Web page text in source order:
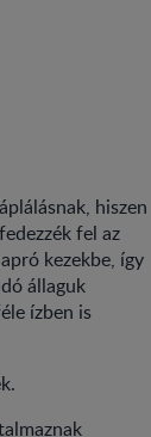
hiszen
fel az
kezekbe, így
állaguk
ízben is